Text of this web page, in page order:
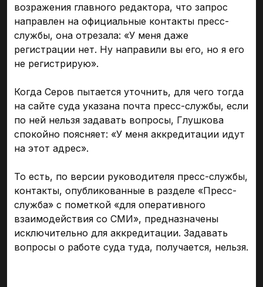
возражения главного редактора, что запрос
направлен на официальные контакты пресс-
службы, она отрезала: «У меня даже
регистрации нет. Ну направили вы его, но я его
не регистрирую».
Когда Серов пытается уточнить, для чего тогда
на сайте суда указана почта пресс-службы, если
по ней нельзя задавать вопросы, Глушкова
спокойно поясняет: «У меня аккредитации идут
на этот адрес».
То есть, по версии руководителя пресс-службы,
контакты, опубликованные в разделе «Пресс-
служба» с пометкой «для оперативного
взаимодействия со СМИ», предназначены
исключительно для аккредитации. Задавать
вопросы о работе суда туда, получается, нельзя.